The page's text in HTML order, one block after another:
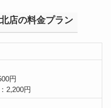
店の料金プラン
円
2,200円